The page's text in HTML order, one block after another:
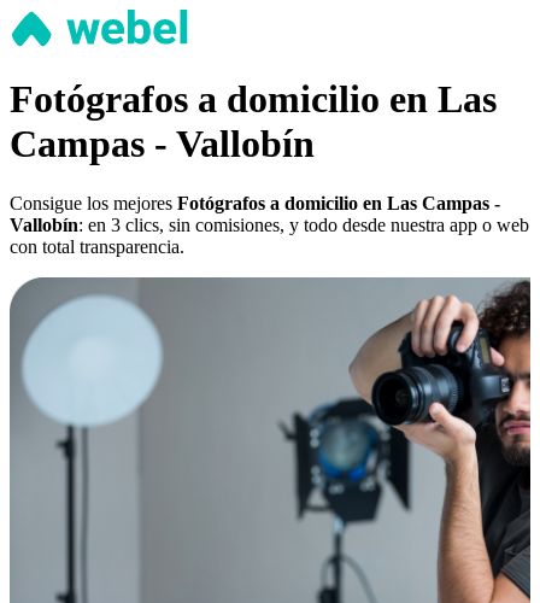
Fotógrafos a domicilio en Las
Campas - Vallobín
Consigue los mejores Fotógrafos a domicilio en Las Campas -
Vallobín: en 3 clics, sin comisiones, y todo desde nuestra app o web
con total transparencia.